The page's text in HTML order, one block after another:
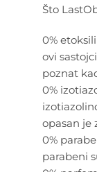
Što
0%
ovi
poznat
0%
opasan je
0%
parabeni